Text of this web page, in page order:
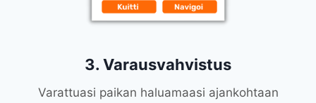
3. Varausvahvistus
Varattuasi paikan haluamaasi ajankohtaan